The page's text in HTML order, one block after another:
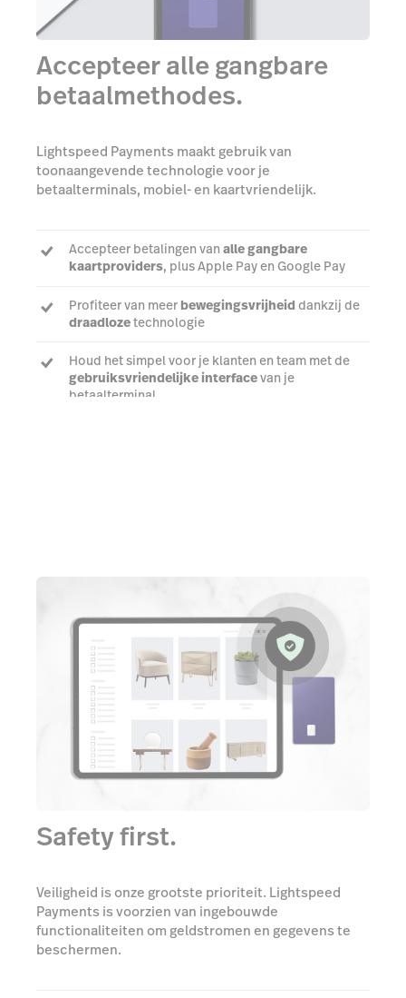
Accepteer alle gangbare
betaalmethodes.
Lightspeed Payments maakt gebruik van
toonaangevende technologie voor je
betaalterminals, mobiel- en kaartvriendelijk.
Accepteer betalingen van alle gangbare
kaartproviders, plus Apple Pay en Google Pay
Profiteer van meer bewegingsvrijheid dankzij de
draadlozetechnologie
Houd het simpel voor je klanten en team met de
gebruiksvriendelijke interfacevan je
betaalterminal
Safety first.
Veiligheid is onze grootste prioriteit. Lightspeed
Payments is voorzien van ingebouwde
functionaliteiten om geldstromen en gegevens te
beschermen.